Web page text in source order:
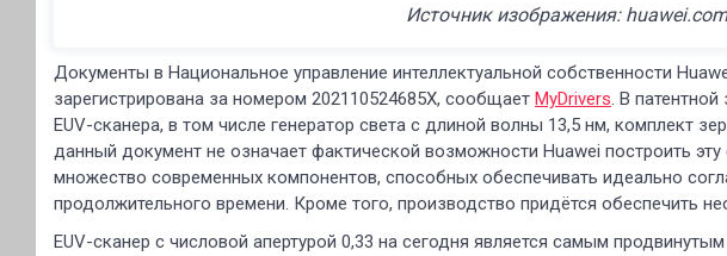
Источник изображения: huawei.com
Документы в Национальное управление интеллектуальной собственности
зарегистрирована за номером 202110524685X, сообщает MyDrivers. В
EUV-сканера, в том числе генератор света с длиной волны 13,5 нм, комплект
данный документ не означает фактической возможности Huawei построить
множество современных компонентов, способных обеспечивать идеально
продолжительного времени. Кроме того, производство придётся обеспечить
EUV-сканер с числовой апертурой 0,33 на сегодня является самым